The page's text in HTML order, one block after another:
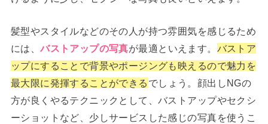
髪型やスタイルなどのその人が持つ雰囲気を感じるため
には、バストアップの写真が最適といえます。 バストア
ップにすることで背景やポージングも映えるので魅力を
最大限に発揮することができる でしょう。顔出しNGの
方が良くやるテクニックとして、バストアップやセクシ
ーショットなど、少しサービスした感じの写真を使うこ